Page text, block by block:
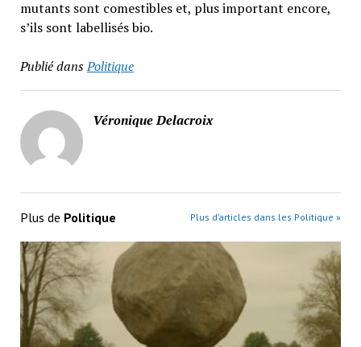
mutants sont comestibles et, plus important encore,
s’ils sont labellisés bio.
Publié dansPolitique
Véronique Delacroix
Plus de Politique Plus d’articles dans les Politique »